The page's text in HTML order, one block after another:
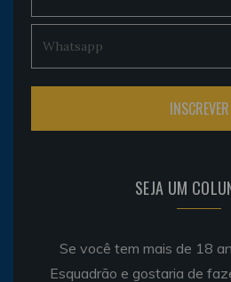
SEJA UM
Se você tem mais de 18
Esquadrão e gostaria de